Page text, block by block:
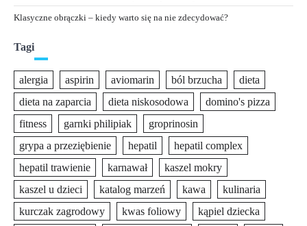
Klasyczne obrączki – kiedy warto się na nie zdecydować?
Tagi
alergia aspirin aviomarin ból brzucha
dieta
dieta na zaparcia
dieta niskosodowa
domino's pizza
fitness
garnki philipiak
groprinosin
grypa a przeziębienie
hepatil
hepatil complex
hepatil trawienie
karnawał
kaszel mokry
kaszel u dzieci
katalog marzeń kawa
kulinaria
kurczak zagrodowy
kwas foliowy kąpiel dziecka